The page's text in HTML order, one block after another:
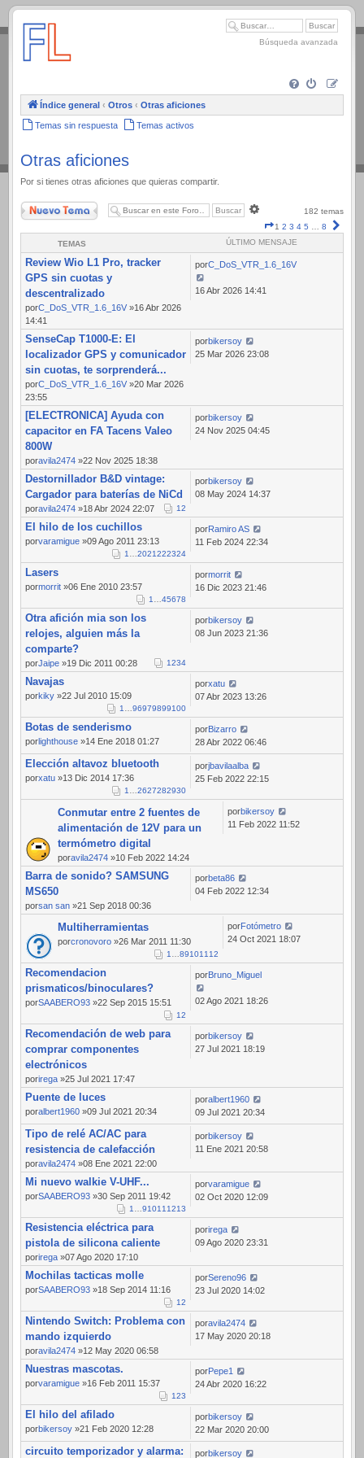
.
Búsqueda avanzada
Índice general ‹ Otros ‹ Otras aficiones
Temas sin respuesta Temas activos
Otras aficiones
Por si tienes otras aficiones que quieras compartir.
Nuevo Tema
avanzada
182 temas
Página
8
1 2 3 4 5 8
TEMAS ÚLTIMO MENSAJE
Review Wio L1 Pro, tracker
GPS sin cuotas y
descentralizado
porC_DoS_VTR_1.6_16V »16 Abr 2026
14:41
porC_DoS_VTR_1.6_16V
16 Abr 2026 14:41
SenseCap T1000-E: El
localizador GPS y comunicador
sin cuotas, te sorprenderá...
porC_DoS_VTR_1.6_16V »20 Mar 2026
23:55
porbikersoy
25 Mar 2026 23:08
[ELECTRONICA] Ayuda con
capacitor en FA Tacens Valeo
800W
poravila2474 »22 Nov 2025 18:38
porbikersoy
24 Nov 2025 04:45
Destornillador B&D vintage:
Cargador para baterías de NiCd
poravila2474 »18 Abr 2024 22:07 12
porbikersoy
08 May 2024 14:37
El hilo de los cuchillos
porvaramigue »09 Ago 2011 23:13
1 2021222324
porRamiro AS
11 Feb 2024 22:34
Lasers
pormorrit »06 Ene 2010 23:57
1 45678
pormorrit
16 Dic 2023 21:46
Otra afición mia son los
relojes, alguien más la
comparte?
porJaipe »19 Dic 2011 00:28 1234
porbikersoy
08 Jun 2023 21:36
Navajas
porkiky »22 Jul 2010 15:09
1 96979899100
porxatu
07 Abr 2023 13:26
Botas de senderismo
porlighthouse »14 Ene 2018 01:27
porBizarro
28 Abr 2022 06:46
Elección altavoz bluetooth
porxatu »13 Dic 2014 17:36
1 2627282930
porjbavilaalba
25 Feb 2022 22:15
Conmutar entre 2 fuentes de
alimentación de 12V para un
termómetro digital
poravila2474 »10 Feb 2022 14:24
porbikersoy
11 Feb 2022 11:52
Barra de sonido? SAMSUNG
MS650
porsan san »21 Sep 2018 00:36
porbeta86
04 Feb 2022 12:34
Multiherramientas
porcronovoro »26 Mar 2011 11:30
1 891011 12
porFotómetro
24 Oct 2021 18:07
Recomendacion
prismaticos/binoculares?
porSAABERO93 »22 Sep 2015 15:51
12
porBruno_Miguel
02 Ago 2021 18:26
Recomendación de web para
comprar componentes
electrónicos
porirega »25 Jul 2021 17:47
porbikersoy
27 Jul 2021 18:19
Puente de luces
poralbert1960 »09 Jul 2021 20:34
poralbert1960
09 Jul 2021 20:34
Tipo de relé AC/AC para
resistencia de calefacción
poravila2474 »08 Ene 2021 22:00
porbikersoy
11 Ene 2021 20:58
Mi nuevo walkie V-UHF...
porSAABERO93 »30 Sep 2011 19:42
1 91011 1213
porvaramigue
02 Oct 2020 12:09
Resistencia eléctrica para
pistola de silicona caliente
porirega »07 Ago 2020 17:10
porirega
09 Ago 2020 23:31
Mochilas tacticas molle
porSAABERO93 »18 Sep 2014 11:16
12
porSereno96
23 Jul 2020 14:02
Nintendo Switch: Problema con
mando izquierdo
poravila2474 »12 May 2020 06:58
poravila2474
17 May 2020 20:18
Nuestras mascotas.
porvaramigue »16 Feb 2011 15:37
123
porPepe1
24 Abr 2020 16:22
El hilo del afilado
porbikersoy »21 Feb 2020 12:28
porbikersoy
22 Mar 2020 20:00
circuito temporizador y alarma: porbikersoy